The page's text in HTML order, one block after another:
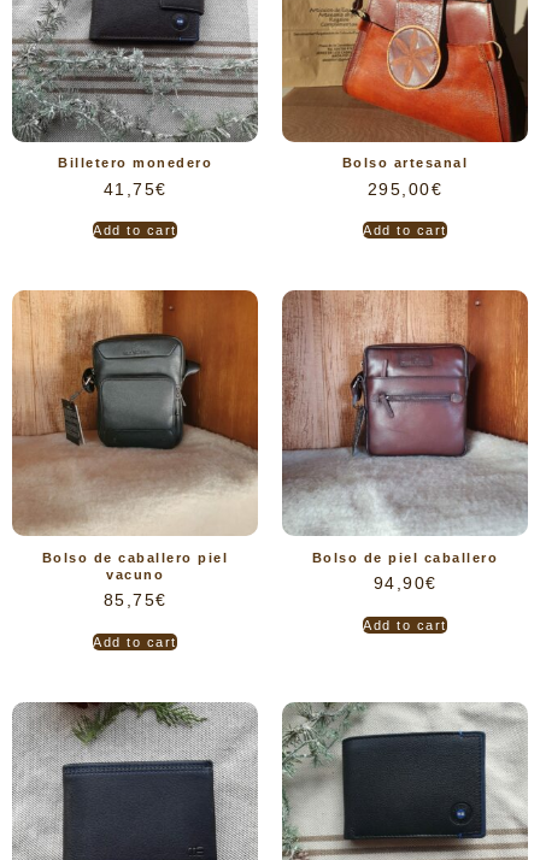
Billetero monedero
41,75€
Add to cart
Bolso artesanal
295,00€
Add to cart
Bolso de caballero piel
vacuno
85,75€
Add to cart
Bolso de piel caballero
94,90€
Add to cart